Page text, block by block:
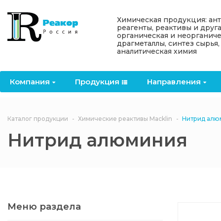
Компания Продукция Направления
Назад
Компания
Лицензии
Документы
Филиалы
Назад
Продукция
OceanСhem
Антипирены
антипирены
3ASenrise
Назад
Направления
Отвердители
Назад
Информация
Акции
Политика
конфиденциальности
Химическая продукция:
реагенты, реактивы и
органическая и
драгметаллы, синтез сырья,
аналитическая химия
Каталог продукции Химические реактивы Macklin Нитрид
Нитрид алюминия
Меню раздела